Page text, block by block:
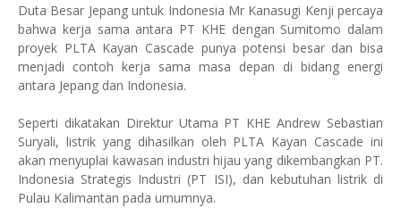
Duta Besar Jepang untuk Indonesia Mr Kanasugi Kenji percaya
bahwa kerja sama antara PT KHE dengan Sumitomo dalam
proyek PLTA Kayan Cascade punya potensi besar dan bisa
menjadi contoh kerja sama masa depan di bidang energi
antara Jepang dan Indonesia.
Seperti dikatakan Direktur Utama PT KHE Andrew Sebastian
Suryali, listrik yang dihasilkan oleh PLTA Kayan Cascade ini
akan menyuplai kawasan industri hijau yang dikembangkan PT.
Indonesia Strategis Industri (PT ISI), dan kebutuhan listrik di
Pulau Kalimantan pada umumnya.